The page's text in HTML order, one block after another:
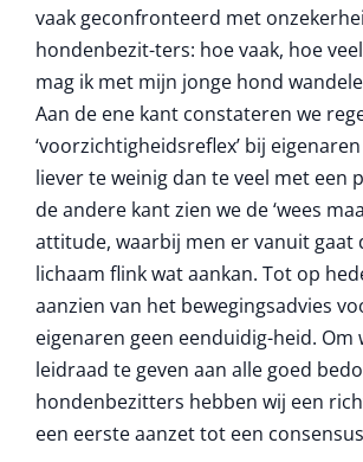
vaak geconfronteerd met
hondenbezit-ters: hoe vaak, hoe
mag ik met mijn jonge hond
Aan de ene kant constateren we
‘voorzichtigheidsreflex’ bij
liever te weinig dan te veel met een
de andere kant zien we de ‘wees
attitude, waarbij men er vanuit gaat
lichaam flink wat aankan. Tot op
aanzien van het bewegingsadvies
eigenaren geen eenduidig-heid. Om
leidraad te geven aan alle goed
hondenbezitters hebben wij een
een eerste aanzet tot een